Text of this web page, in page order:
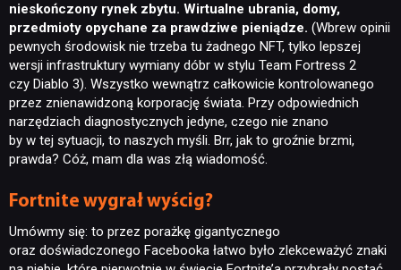
nieskończony rynek zbytu. Wirtualne ubrania, domy,
przedmioty opychane za prawdziwe pieniądze. (Wbrew opinii
pewnych środowisk nie trzeba tu żadnego NFT, tylko lepszej
wersji infrastruktury wymiany dóbr w stylu Team Fortress 2
czy Diablo 3). Wszystko wewnątrz całkowicie kontrolowanego
przez znienawidzoną korporację świata. Przy odpowiednich
narzędziach diagnostycznych jedyne, czego nie znano
by w tej sytuacji, to naszych myśli. Brr, jak to groźnie brzmi,
prawda? Cóż, mam dla was złą wiadomość.
Fortnite wygrał wyścig?
Umówmy się: to przez porażkę gigantycznego
oraz doświadczonego Facebooka łatwo było zlekceważyć znaki